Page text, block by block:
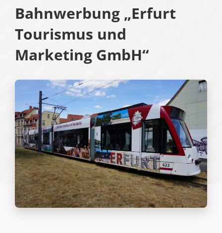
Bahnwerbung „Erfurt
Tourismus und
Marketing GmbH“